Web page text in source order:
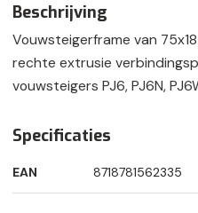
Beschrijving
Vouwsteigerframe van
rechte extrusie
vouwsteigers PJ6, PJ6N,
Specificaties
EAN 8718781562335